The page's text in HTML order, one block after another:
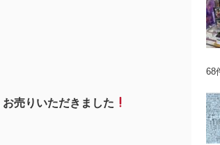
お売りいただきました
68